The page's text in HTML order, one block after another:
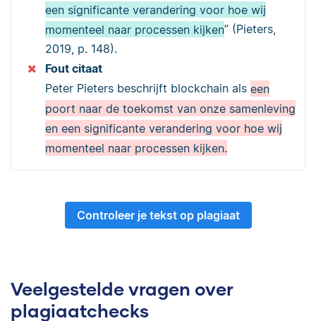
een significante verandering voor hoe wij
momenteel naar processen kijken” (Pieters,
2019, p. 148).
Fout citaat
Peter Pieters beschrijft blockchain als een
poort naar de toekomst van onze samenleving
en een significante verandering voor hoe wij
momenteel naar processen kijken.
Controleer je tekst op plagiaat
Veelgestelde vragen over
plagiaatchecks